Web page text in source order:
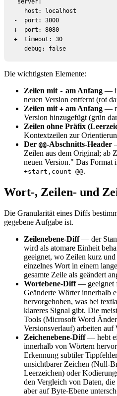
server:
   host: localhost
-  port: 3000
+  port: 8080
+  timeout: 30
   debug: false
Die wichtigsten Elemente:
Zeilen mit - am Anfang —
neuen Version entfernt (rot
Zeilen mit + am Anfang —
Version hinzugefügt (grün
Zeilen ohne Präfix
Kontextzeilen zur
Der @@-Abschnitts-Header
Zeilen aus dem Original; ab
neuen Version." Das Format
+start,count @@.
Wort-, Zeilen- und
Die Granularität eines Diffs
gegebene Aufgabe ist.
Zeilenebene-Diff— der
wird als atomare Einheit
geeignet, wo Zeilen kurz
einzelnes Wort in einem
gesamte Zeile als geändert
Wortebene-Diff— geeignet
Geänderte Wörter innerhalb
hervorgehoben, was bei
klareres Signal gibt. Die
Tools (Microsoft Word
Versionsverlauf) arbeiten auf
Zeichenebene-Diff— hebt
innerhalb von Wörtern
Erkennung subtiler
unsichtbarer Zeichen (Null-
Leerzeichen) oder
den Vergleich von Daten,
aber auf Byte-Ebene